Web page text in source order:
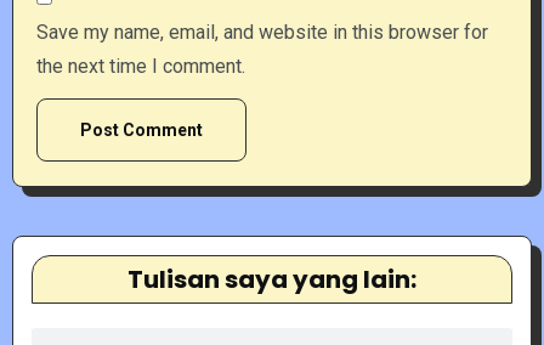
Save my name, email, and website in this browser for
the next time I comment.
Tulisan saya yang lain: